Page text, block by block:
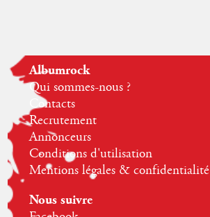
Albumrock
Qui sommes-nous ?
Contacts
Recrutement
Annonceurs
Conditions d'utilisation
Mentions légales & confidentialité
Nous suivre